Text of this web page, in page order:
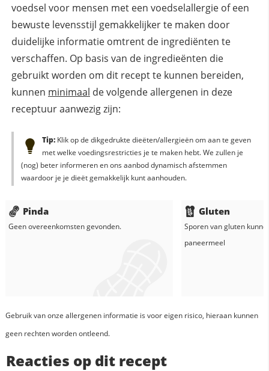
voedsel voor mensen met een voedselallergie of een
bewuste levensstijl gemakkelijker te maken door
duidelijke informatie omtrent de ingrediënten te
verschaffen. Op basis van de ingredieënten die
gebruikt worden om dit recept te kunnen bereiden,
kunnen minimaal de volgende allergenen in deze
receptuur aanwezig zijn:
Tip:Klik op de dikgedrukte dieëten/allergieën om aan te geven
met welke voedingsrestricties je te maken hebt. We zullen je
(nog) beter informeren en ons aanbod dynamisch afstemmen
waardoor je je dieët gemakkelijk kunt aanhouden.
Pinda
Geen overeenkomsten gevonden.
Gluten
Sporen van gluten
paneermeel
Gebruik van onze allergenen informatie is voor eigen risico, hieraan kunnen
geen rechten worden ontleend.
Reacties op dit recept